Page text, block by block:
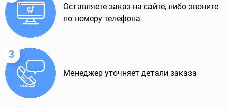
Оставляете заказ на сайте, либо звоните
по номеру телефона
3
Менеджер уточняет детали заказа